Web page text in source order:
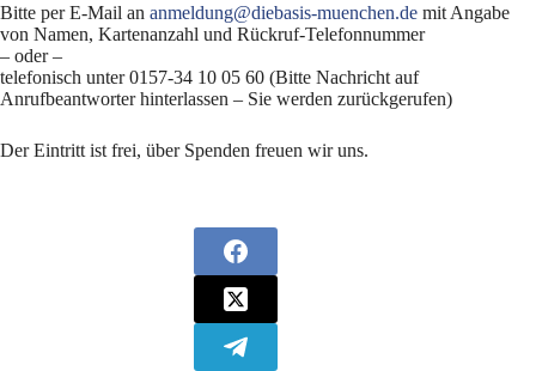
Bitte per E-Mail an anmeldung@diebasis-muenchen.de mit Angabe
von Namen, Kartenanzahl und Rückruf-Telefonnummer
– oder –
telefonisch unter 0157-34 10 05 60 (Bitte Nachricht auf
Anrufbeantworter hinterlassen – Sie werden zurückgerufen)
Der Eintritt ist frei, über Spenden freuen wir uns.